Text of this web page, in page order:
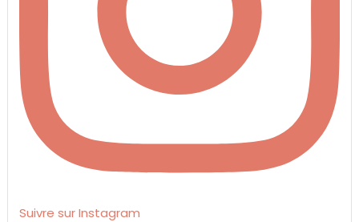
Suivre sur Instagram